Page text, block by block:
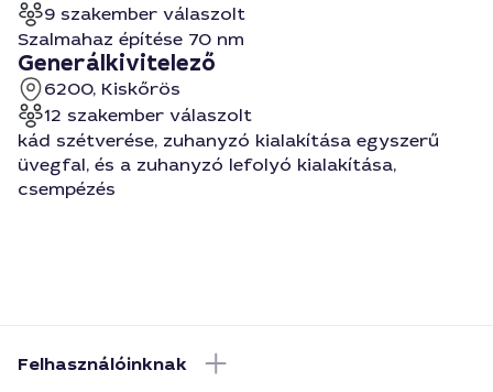
9 szakember válaszolt
Szalmahaz építése 70 nm
Generálkivitelező
6200, Kiskőrös
12 szakember válaszolt
kád szétverése, zuhanyzó kialakítása egyszerű
üvegfal, és a zuhanyzó lefolyó kialakítása,
csempézés
Felhasználóinknak